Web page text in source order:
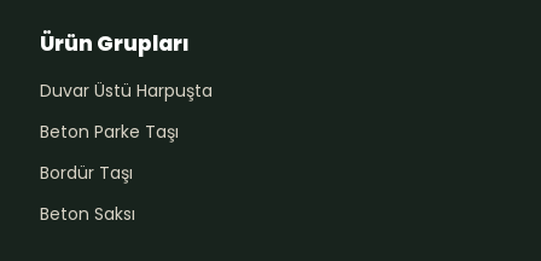
Ürün Grupları
Duvar Üstü Harpuşta
Beton Parke Taşı
Bordür Taşı
Beton Saksı